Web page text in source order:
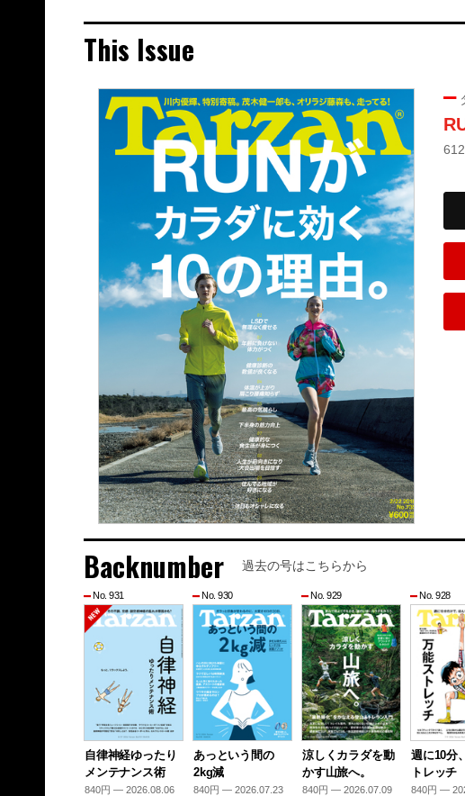
This Issue
Backnumber 過去の号はこちらから
No. 931
自律神経ゆったり
メンテナンス術
840円 — 2026.08.06
No. 930
あっという間の
2kg減
840円 — 2026.07.23
No. 929
涼しくカラダを動
かす山旅へ。
840円 — 2026.07.09
No. 928
週に10分
トレッチ
840円 —